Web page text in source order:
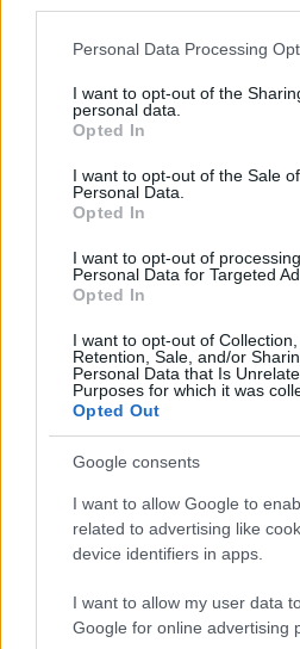
Please note that this website/app
not limited to your visit or usage
grant or deny consent to Google
use your data for below specified
consent section.
Personal Data Processing
I want to opt-out of the
personal data.
Opted In
I want to opt-out of the Sale
Personal Data.
Opted In
I want to opt-out of
Personal Data for Targeted
Opted In
I want to opt-out of Collection,
Retention, Sale, and/or
Personal Data that Is
Purposes for which it was
Opted Out
Google consents
I want to allow Google to
related to advertising like
device identifiers in apps.
I want to allow my user data
Google for online advertising
Általában nem csupán egy
ebben a folyton változó
a kert-desing blogot író
növényeké a főszerep. Az